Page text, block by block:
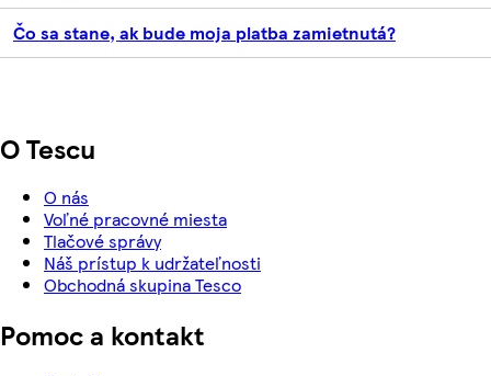
Čo sa stane, ak bude moja platba zamietnutá?
O Tescu
O nás
Voľné pracovné miesta
Tlačové správy
Náš prístup k udržateľnosti
Obchodná skupina Tesco
Pomoc a kontakt